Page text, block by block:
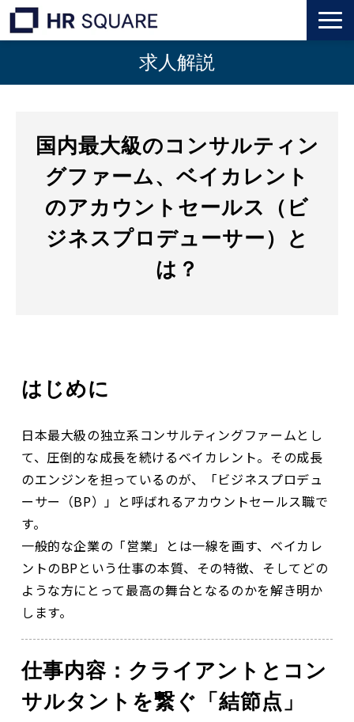
トップ
人材業界転職
インタビュー
代表メッセージ
個人のお客様
求人解説
国内最大級のコンサルティン
グファーム、ベイカレント
のアカウントセールス（ビ
ジネスプロデューサー）と
は？
はじめに
日本最大級の独立系コンサルティングファームとし
て、圧倒的な成長を続けるベイカレント。その成長
のエンジンを担っているのが、「ビジネスプロデュ
ーサー（BP）」と呼ばれるアカウントセールス職で
す。
一般的な企業の「営業」とは一線を画す、ベイカレ
ントのBPという仕事の本質、その特徴、そしてどの
ような方にとって最高の舞台となるのかを解き明か
します。
仕事内容：クライアントとコン
サルタントを繋ぐ「結節点」